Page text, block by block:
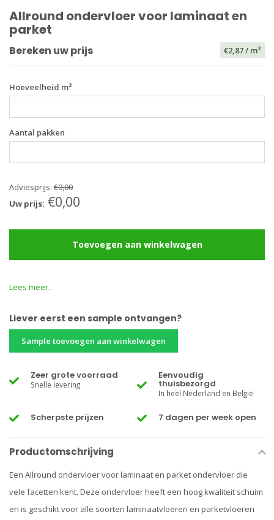
Allround ondervloer voor laminaat en
parket
Bereken uw prijs €2,87/ m²
Hoeveelheid m²
Aantal pakken
Adviesprijs: €0,00
Uw prijs: €0,00
Toevoegen aan winkelwagen
Lees meer..
Liever eerst een sample ontvangen?
Sample toevoegen aan winkelwagen
Zeer grote voorraad
Snelle levering
Eenvoudig
thuisbezorgd
In heel Nederland en België
Scherpste prijzen 7 dagen per week open
Productomschrijving
Een Allround ondervloer voor laminaat en parket ondervloer die
vele facetten kent. Deze ondervloer heeft een hoog kwaliteit schuim
en is geschikt voor alle soorten laminaatvloeren en parketvloeren